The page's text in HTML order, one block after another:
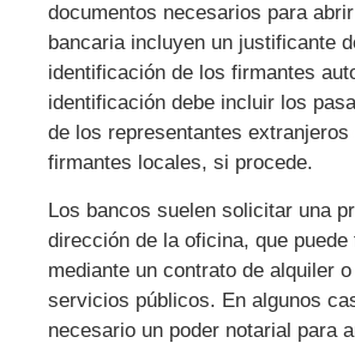
documentos necesarios para
bancaria incluyen un justificante
identificación de los firmantes
identificación debe incluir los
de los representantes extranjeros
firmantes locales, si procede.
Los bancos suelen solicitar una
dirección de la oficina, que
mediante un contrato de alquiler
servicios públicos. En algunos
necesario un poder notarial para